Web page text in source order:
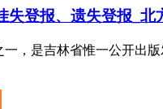
失登报、遗失登报_北
一，是吉林省惟一公开出